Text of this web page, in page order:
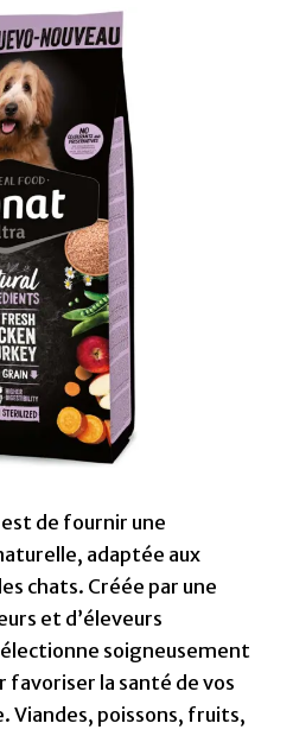
de fournir une
adaptée aux
chats. Créée par une
et d’éleveurs
soigneusement
favoriser la santé de vos
Viandes, poissons, fruits,